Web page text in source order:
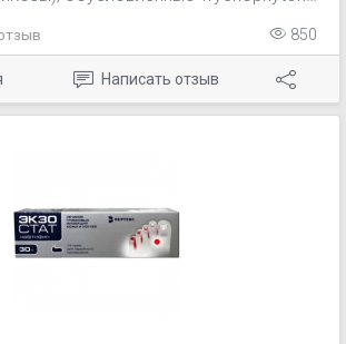
spp. (M. canis, M. gypseum) и
floccosum. - Тяжелые,
дерматомикозы гладкой кожи
требующие системного
850
Написать отзыв